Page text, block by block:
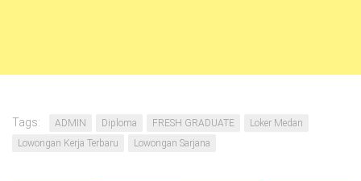
Tags: ADMIN Diploma FRESH GRADUATE
Loker Medan
Lowongan Kerja Terbaru
Lowongan Sarjana